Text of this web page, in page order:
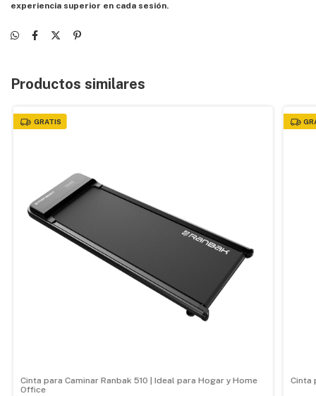
experiencia superior en cada sesión.
Productos similares
GRATIS
Cinta para Caminar Ranbak 510 | Ideal para Hogar y Home
Office
Cinta